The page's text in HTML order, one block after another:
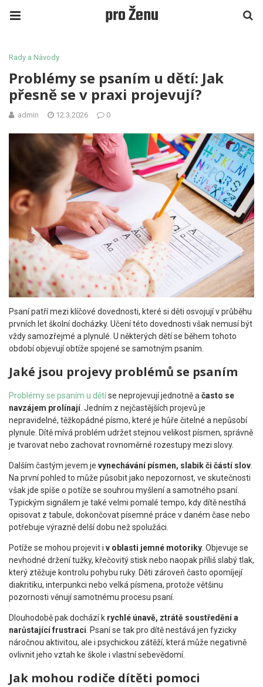
pro Ženu
Rady a Návody
Problémy se psaním u dětí: Jak
přesně se v praxi projevují?
admin 12.3.2026 0
Psaní patří mezi klíčové dovednosti, které si děti osvojují v průběhu
prvních let školní docházky. Učení této dovednosti však nemusí být
vždy samozřejmé a plynulé. U některých dětí se během tohoto
období objevují obtíže spojené se samotným psaním.
Jaké jsou projevy problémů se psaním
Problémy se psaním u dětíse neprojevují jednotně a často se
navzájem prolínají. Jedním z nejčastějších projevů je
nepravidelné, těžkopádné písmo, které je hůře čitelné a nepůsobí
plynule. Dítě mívá problém udržet stejnou velikost písmen, správně
je tvarovat nebo zachovat rovnoměrné rozestupy mezi slovy.
Dalším častým jevem je vynechávání písmen, slabik či částí slov
Na první pohled to může působit jako nepozornost, ve skutečnosti
však jde spíše o potíže se souhrou myšlení a samotného psaní.
Typickým signálem je také velmi pomalé tempo, kdy dítě nestíhá
opisovat z tabule, dokončovat písemné práce v daném čase nebo
potřebuje výrazně delší dobu než spolužáci.
Potíže se mohou projevit i v oblasti jemné motoriky . Objevuje se
nevhodné držení tužky, křečovitý stisk nebo naopak příliš slabý tlak,
který ztěžuje kontrolu pohybu ruky. Děti zároveň často opomíjejí
diakritiku, interpunkci nebo velká písmena, protože většinu
pozornosti věnují samotnému procesu psaní.
Dlouhodobě pak dochází k rychlé únavě, ztrátě soustředění a
narůstající frustraci . Psaní se tak pro dítě nestává jen fyzicky
náročnou aktivitou, ale i psychickou zátěží, která může negativně
ovlivnit jeho vztah ke škole i vlastní sebevědomí.
Jak mohou rodiče dítěti pomoci